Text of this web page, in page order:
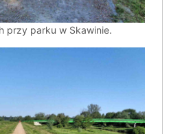
przy parku w Skawinie.